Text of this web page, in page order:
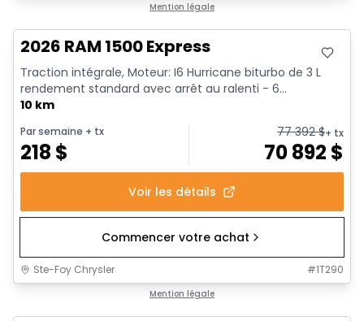
Mention légale
2026 RAM 1500 Express
Traction intégrale, Moteur: I6 Hurricane biturbo de 3 L
rendement standard avec arrêt au ralenti - 6...
10 km
Par semaine + tx
218 $
77 392$+ tx
70 892 $
Voir les détails
Commencer votre achat
Ste-Foy Chrysler #1T290
Mention légale